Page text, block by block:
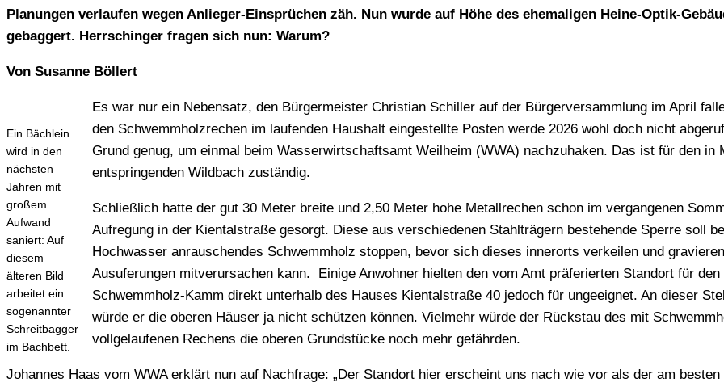
Planungen verlaufen wegen Anlieger-Einsprüchen zäh. Nun wurde auf Höhe des ehemaligen Heine-Optik-
gebaggert. Herrschinger fragen sich nun: Warum?
Von Susanne Böllert
Ein Bächlein
wird in den
nächsten
Jahren mit
großem
Aufwand
saniert: Auf
diesem
älteren Bild
arbeitet ein
sogenannter
Schreitbagger
im Bachbett.
Es war nur ein Nebensatz, den Bürgermeister Christian Schiller auf der Bürgerversammlung im April
den Schwemmholzrechen im laufenden Haushalt eingestellte Posten werde 2026 wohl doch nicht
Grund genug, um einmal beim Wasserwirtschaftsamt Weilheim (WWA) nachzuhaken. Das ist für den in
entspringenden Wildbach zuständig.
Schließlich hatte der gut 30 Meter breite und 2,50 Meter hohe Metallrechen schon im vergangenen
Aufregung in der Kientalstraße gesorgt. Diese aus verschiedenen Stahlträgern bestehende Sperre soll
Hochwasser anrauschendes Schwemmholz stoppen, bevor sich dieses innerorts verkeilen und
Ausuferungen mitverursachen kann. Einige Anwohner hielten den vom Amt präferierten Standort für den
Schwemmholz-Kamm direkt unterhalb des Hauses Kientalstraße 40 jedoch für ungeeignet. An dieser
würde er die oberen Häuser ja nicht schützen können. Vielmehr würde der Rückstau des mit
vollgelaufenen Rechens die oberen Grundstücke noch mehr gefährden.
Johannes Haas vom WWA erklärt nun auf Nachfrage: „Der Standort hier erscheint uns nach wie vor als der am besten